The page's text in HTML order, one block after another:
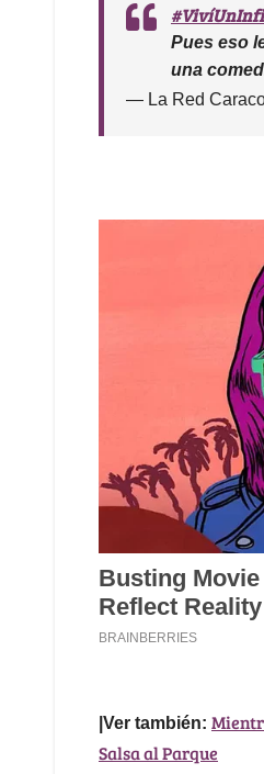
Pues eso
una
— La Red
|Ver también:
Salsa al Parque